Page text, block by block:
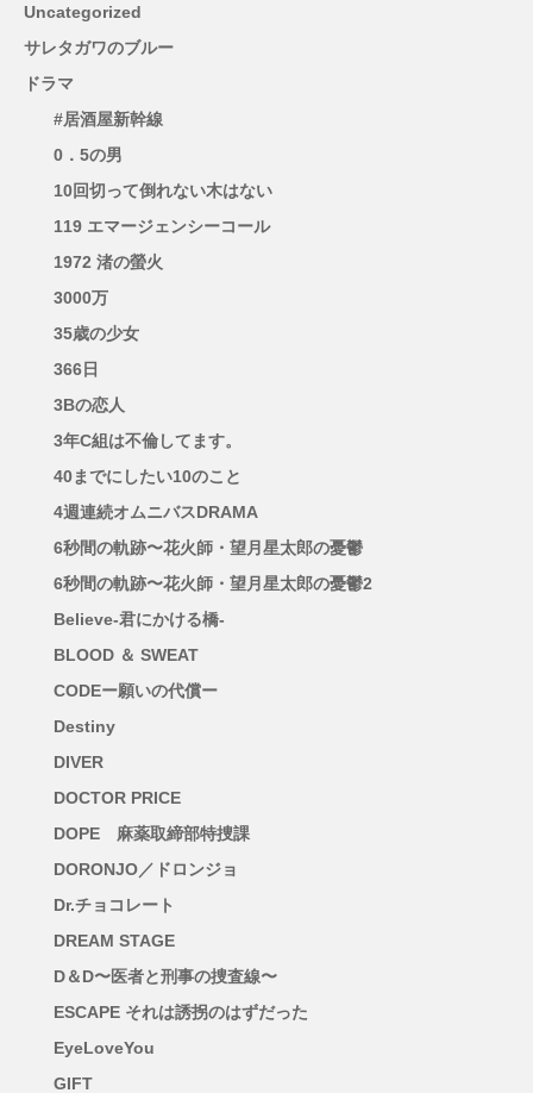
Uncategorized
サレタガワのブルー
ドラマ
#居酒屋新幹線
0．5の男
10回切って倒れない木はない
119 エマージェンシーコール
1972 渚の螢火
3000万
35歳の少女
366日
3Bの恋人
3年C組は不倫してます。
40までにしたい10のこと
4週連続オムニバスDRAMA
6秒間の軌跡〜花火師・望月星太郎の憂鬱
6秒間の軌跡〜花火師・望月星太郎の憂鬱2
Believe-君にかける橋-
BLOOD ＆ SWEAT
CODEー願いの代償ー
Destiny
DIVER
DOCTOR PRICE
DOPE 麻薬取締部特捜課
DORONJO／ドロンジョ
Dr.チョコレート
DREAM STAGE
D＆D〜医者と刑事の捜査線〜
ESCAPE それは誘拐のはずだった
EyeLoveYou
GIFT